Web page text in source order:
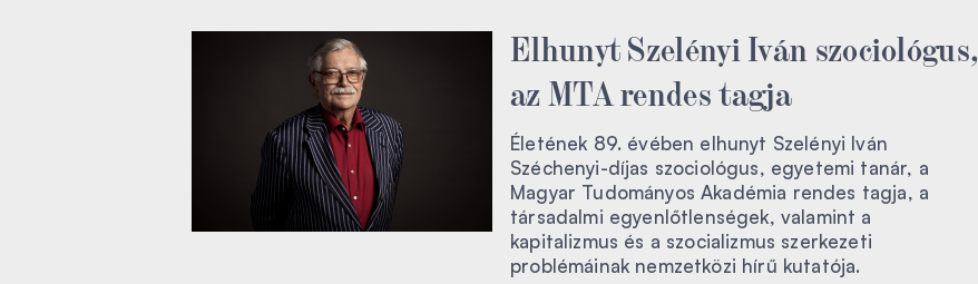
Elhunyt Szelényi Iván szociológus,
az MTA rendes tagja
Életének 89. évében elhunyt Szelényi Iván
Széchenyi-díjas szociológus, egyetemi tanár, a
Magyar Tudományos Akadémia rendes tagja, a
társadalmi egyenlőtlenségek, valamint a
kapitalizmus és a szocializmus szerkezeti
problémáinak nemzetközi hírű kutatója.